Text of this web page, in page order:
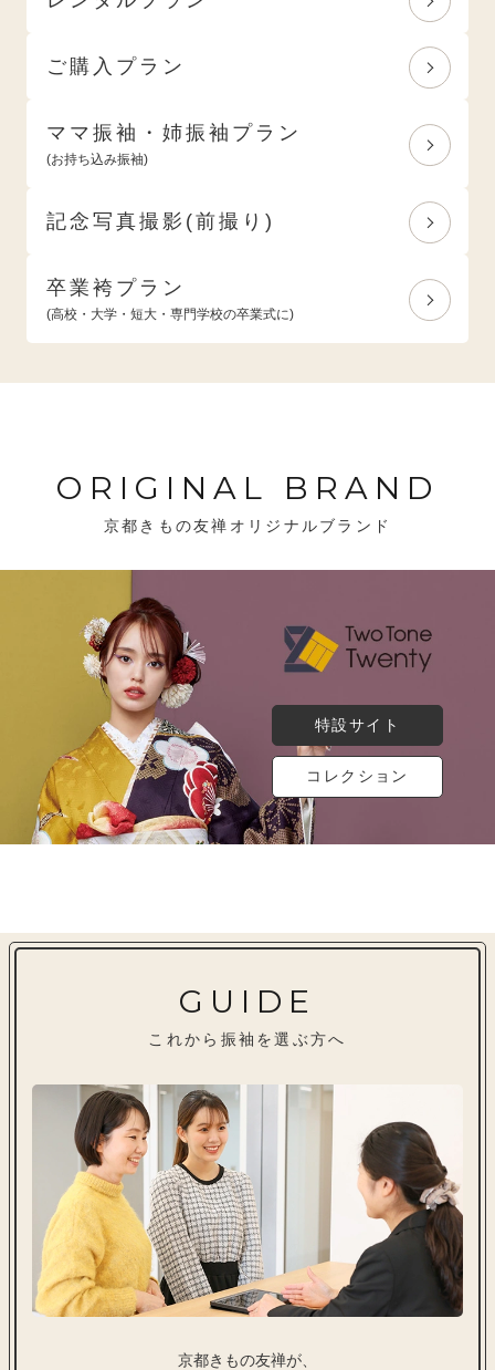
ご購入プラン
ママ振袖・姉振袖プラン
(お持ち込み振袖)
記念写真撮影(前撮り)
卒業袴プラン
(高校・大学・短大・専門学校の卒業式に)
ORIGINAL BRAND
京都きもの友禅オリジナルブランド
特設サイト
コレクション
GUIDE
これから振袖を選ぶ方へ
京都きもの友禅が、